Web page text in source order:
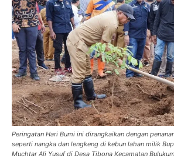
Peringatan Hari Bumi ini dirangkaikan dengan
seperti nangka dan lengkeng di kebun lahan milik
Muchtar Ali Yusuf di Desa Tibona Kecamatan